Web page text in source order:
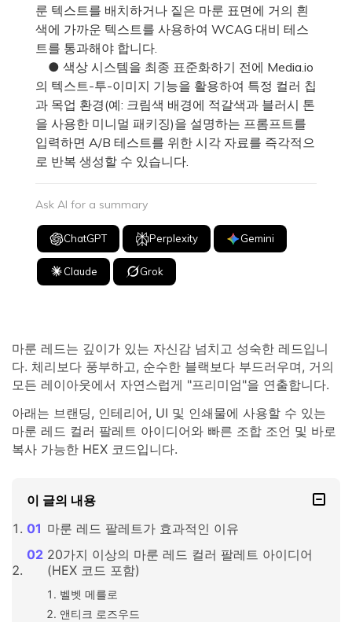
룬 텍스트를 배치하거나 짙은 마룬 표면에 거의 흰
색에 가까운 텍스트를 사용하여 WCAG 대비 테스
트를 통과해야 합니다.
● 색상 시스템을 최종 표준화하기 전에 Media.io
의 텍스트-투-이미지 기능을 활용하여 특정 컬러 칩
과 목업 환경(예: 크림색 배경에 적갈색과 블러시 톤
을 사용한 미니멀 패키징)을 설명하는 프롬프트를
입력하면 A/B 테스트를 위한 시각 자료를 즉각적으
로 반복 생성할 수 있습니다.
Ask AI for a summary
ChatGPT Perplexity Gemini
Claude Grok
마룬 레드는 깊이가 있는 자신감 넘치고 성숙한 레드입니
다. 체리보다 풍부하고, 순수한 블랙보다 부드러우며, 거의
모든 레이아웃에서 자연스럽게 "프리미엄"을 연출합니다.
아래는 브랜딩, 인테리어, UI 및 인쇄물에 사용할 수 있는
마룬 레드 컬러 팔레트 아이디어와 빠른 조합 조언 및 바로
복사 가능한 HEX 코드입니다.
이 글의 내용
마룬 레드 팔레트가 효과적인 이유
20가지 이상의 마룬 레드 컬러 팔레트 아이디어
(HEX 코드 포함)
벨벳 메를로
앤티크 로즈우드